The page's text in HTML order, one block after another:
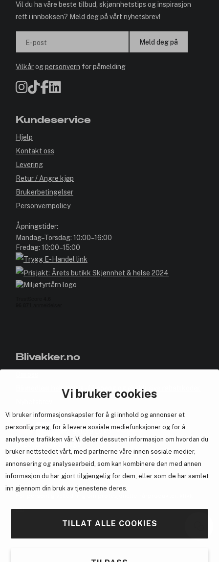
Vi bruker cookies
Vi bruker informasjonskapsler for å gi innhold og annonser et
personlig preg, for å levere sosiale mediefunksjoner og for å
analysere trafikken vår. Vi deler dessuten informasjon om hvordan du
bruker nettstedet vårt, med partnerne våre innen sosiale medier,
annonsering og analysearbeid, som kan kombinere den med annen
informasjon du har gjort tilgjengelig for dem, eller som de har samlet
inn gjennom din bruk av tjenestene deres.
TILLAT ALLE COOKIES
Vil du ha våre beste tilbud, skjønnhetstips og inspirasjon
rett i innboksen? Meld deg på vårt nyhetsbrev!
E-post Meld deg på
Vilkårogpersonvern for påmelding
Kundeservice
Hjelp
Kontakt oss
Levering
Retur / Angre kjøp
Brukerbetingelser
Personvernpolicy
Åpningstider:
Mandag–Torsdag: 10:00–16:00
Fredag: 10:00–15:00
Blivakker.no
Bli medlem helt gratis - få poeng og eksklusive rabattkoder.
Samarbeid med oss
En del avBrandsdal Group AS
her.